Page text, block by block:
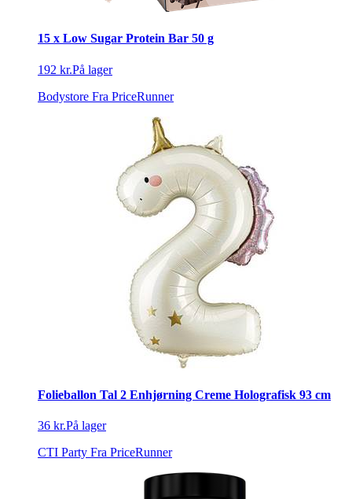
15 x Low Sugar Protein Bar 50 g
192 kr.På lager
Bodystore Fra PriceRunner
Folieballon Tal 2 Enhjørning Creme Holografisk 93 cm
36 kr.På lager
CTI Party Fra PriceRunner